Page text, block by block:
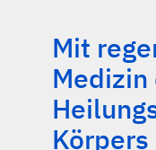
Mit
Medizin